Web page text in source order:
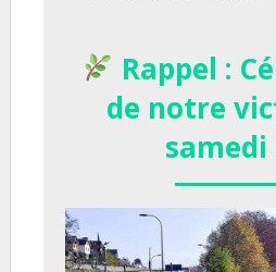
Rappel :
de notre
samedi